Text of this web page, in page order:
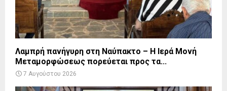
Λαμπρή πανήγυρη στη Ναύπακτο – Η Ιερά Μονή
Μεταμορφώσεως πορεύεται προς τα...
7 Αυγούστου 2026